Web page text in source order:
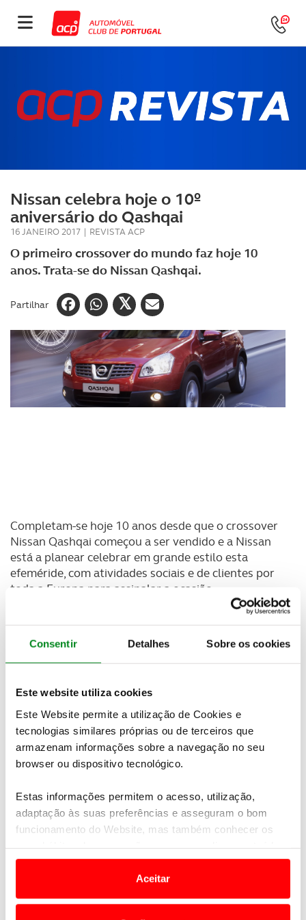
Consentir Detalhes Sobre os cookies
Este website utiliza cookies
Este Website permite a utilização de Cookies e
tecnologias similares próprias ou de terceiros que
armazenam informações sobre a navegação no seu
browser ou dispositivo tecnológico.
Estas informações permitem o acesso, utilização,
adaptação às suas preferências e asseguram o bom
funcionamento do Website, mas também conhecer os
e anúncios de modo a promover produtos e/ou serviços.
Em alguns casos, a utilização destas tecnologias
Aceitar
Nissan celebra hoje o 10º
aniversário do Qashqai
16 JANEIRO 2017 | REVISTA ACP
O primeiro crossover do mundo faz hoje 10
anos. Trata-se do Nissan Qashqai.
Partilhar
Completam-se hoje 10 anos desde que o crossover
Nissan Qashqai começou a ser vendido e a Nissan
está a planear celebrar em grande estilo esta
efeméride, com atividades sociais e de clientes por
toda a Europa para assinalar a ocasião.
A Nissan é a primeira marca a atingir o marco de 10
razão: o Qashqai é o modelo pioneiro do segmento
crossover, como esta classe de produtos é
consumidores e compradores de automóveis.